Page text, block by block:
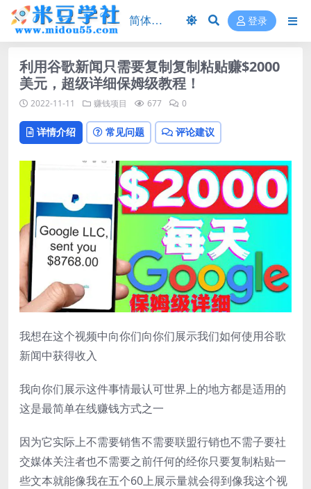
登录
利用谷歌新闻只需要复制复制粘贴赚$2000
美元，超级详细保姆级教程！
2022-11-11 赚钱项目 677 0
详情介绍 常见问题 评论建议
我想在这个视频中向你们向你们展示我们如何使用谷歌
新闻中获得收入
我向你们展示这件事情最认可世界上的地方都是适用的
这是最简单在线赚钱方式之一
因为它实际上不需要销售不需要联盟行销也不需子要社
交媒体关注者也不需要之前仟何的经你只要复制粘贴一
些文本就能像我在五个60上展示量就会得到像我这个视